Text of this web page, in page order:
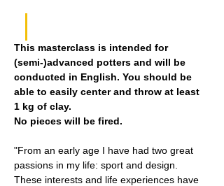
This masterclass is intended for
(semi-)advanced potters and will be
conducted in English. You should be
able to easily center and throw at least
1 kg of clay.
No pieces will be fired.
"From an early age I have had two great
passions in my life: sport and design.
These interests and life experiences have